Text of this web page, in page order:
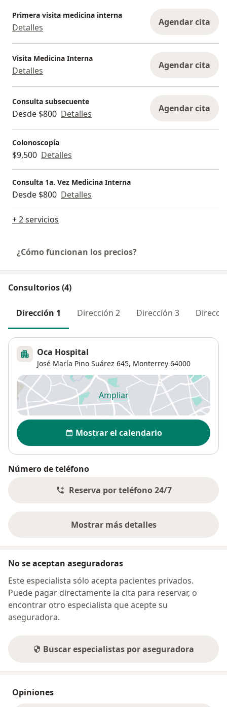
Primera visita medicina interna
Detalles Agendar cita
Visita Medicina Interna
Detalles Agendar cita
Consulta subsecuente
Desde $800 Detalles Agendar cita
Colonoscopía
$9,500 Detalles
Consulta 1a. Vez Medicina Interna
Desde $800 Detalles
+ 2 servicios
¿Cómo funcionan los precios?
Consultorios (4)
Dirección 1 Dirección 2 Dirección 3
Oca Hospital
José María Pino Suárez 645, Monterrey 64000
Ampliarse abre en una nueva
Disponibilidad
Mostrar el calendario
Número de teléfono
Reserva por teléfono 24/7
Mostrar más detalles
sobre la dirección
No se aceptan aseguradoras
Este especialista sólo acepta pacientes privados.
Puede pagar directamente la cita para reservar, o
encontrar otro especialista que acepte su
aseguradora.
Buscar especialistas por aseguradora
Opiniones